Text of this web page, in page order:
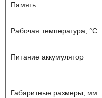
Память
Рабочая температура, °С
Питание аккумулятор
Габаритные размеры, мм